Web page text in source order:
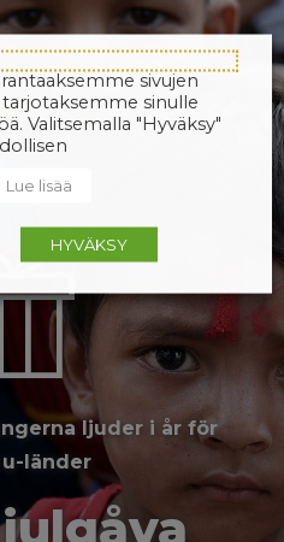
ljuder i år för
länder
sivujen
tarjotaksemme sinulle
Valitsemalla "Hyväksy"
Lue lisää
HYVÄKSY